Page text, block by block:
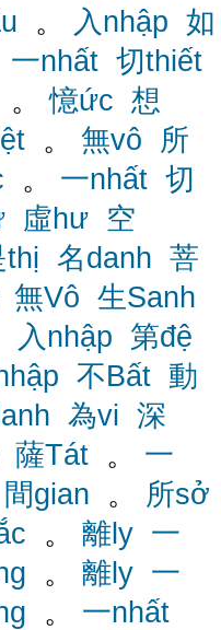
。 入nhập 如
一nhất 切thiết
。憶ức 想
。 無vô
所
。 一nhất 切
虛hư 空
thị 名danh 菩
無Vô 生Sanh
入nhập 第đệ
不Bất 動
為vi 深
薩Tát 。 一
間gian 。 所sở
。 離ly 一
。 離ly 一
。 一nhất